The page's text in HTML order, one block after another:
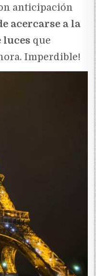
anticipación
acercarse a la
luces que
Imperdible!